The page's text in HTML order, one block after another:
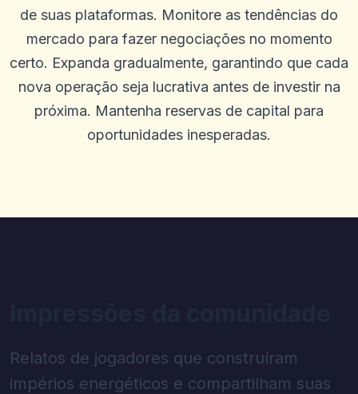
de suas plataformas. Monitore as tendências do
mercado para fazer negociações no momento
certo. Expanda gradualmente, garantindo que cada
nova operação seja lucrativa antes de investir na
próxima. Mantenha reservas de capital para
oportunidades inesperadas.
Relatos de jogadores que construíram
impérios energéticos e compartilham suas